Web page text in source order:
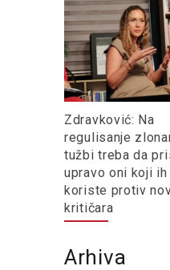
Zdravković: Na
regulisanje
tužbi treba da
upravo oni koji ih
koriste protiv
kritičara
Arhiva